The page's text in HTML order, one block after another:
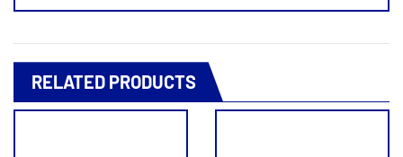
RELATED PRODUCTS